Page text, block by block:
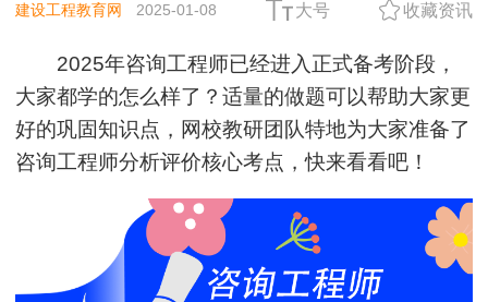
建设工程教育网 2025-01-08 大号 收藏资讯
2025年咨询工程师已经进入正式备考阶段，
大家都学的怎么样了？适量的做题可以帮助大家更
好的巩固知识点，网校教研团队特地为大家准备了
咨询工程师分析评价核心考点，快来看看吧！